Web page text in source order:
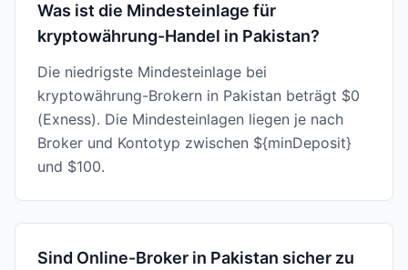
Was ist die Mindesteinlage für
kryptowährung-Handel in Pakistan?
Die niedrigste Mindesteinlage bei
kryptowährung-Brokern in Pakistan beträgt $0
(Exness). Die Mindesteinlagen liegen je nach
Broker und Kontotyp zwischen ${minDeposit}
und $100.
Sind Online-Broker in Pakistan sicher zu